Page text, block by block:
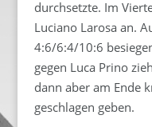
durchsetzte. Im
Luciano Larosa an.
4:6/6:4/10:6
gegen Luca Prino
dann aber am Ende
geschlagen geben.